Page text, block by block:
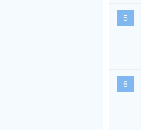
5
6